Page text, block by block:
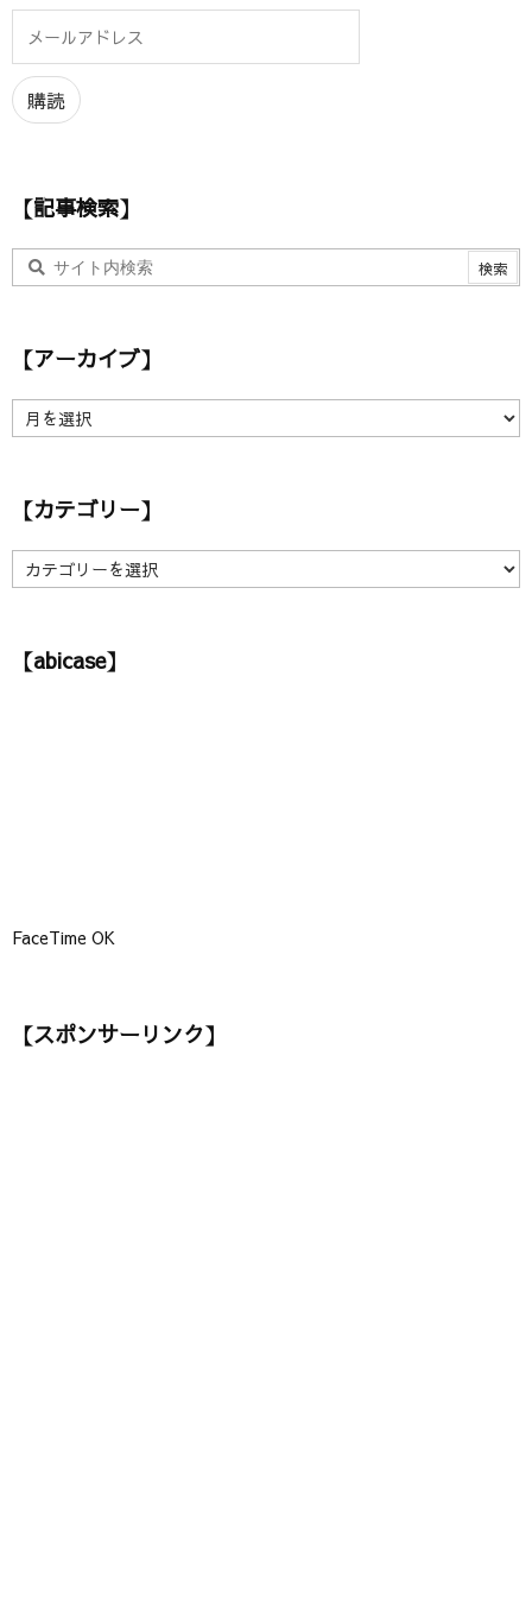
ル
ア
ド
購読
【記事検索】
【アーカイブ】
ア
イ
】
【カテゴリー】
【
カ
リ【abicase】
FaceTime OK
【スポンサーリンク】